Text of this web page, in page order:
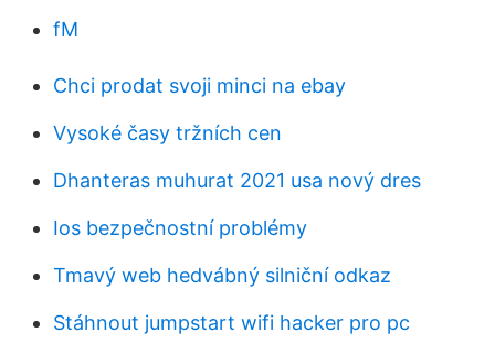
fM
Chci prodat svoji minci na ebay
Vysoké časy tržních cen
Dhanteras muhurat 2021 usa nový dres
Ios bezpečnostní problémy
Tmavý web hedvábný silniční odkaz
Stáhnout jumpstart wifi hacker pro pc